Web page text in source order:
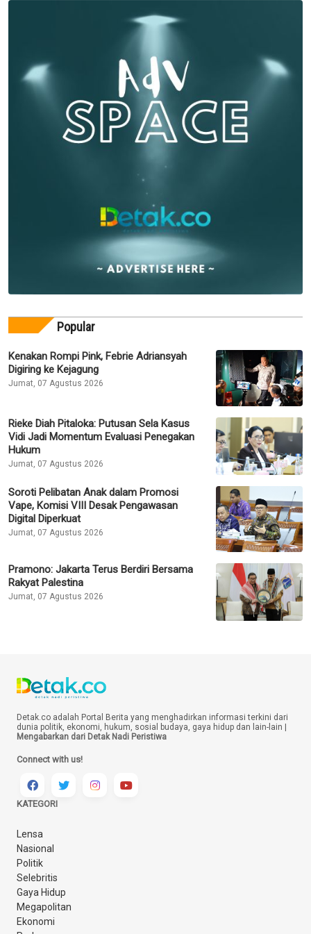
Popular
Kenakan Rompi Pink, Febrie Adriansyah
Digiring ke Kejagung
Jumat, 07 Agustus 2026
Rieke Diah Pitaloka: Putusan Sela Kasus
Vidi Jadi Momentum Evaluasi Penegakan
Hukum
Jumat, 07 Agustus 2026
Soroti Pelibatan Anak dalam Promosi
Vape, Komisi VIII Desak Pengawasan
Digital Diperkuat
Jumat, 07 Agustus 2026
Pramono: Jakarta Terus Berdiri Bersama
Rakyat Palestina
Jumat, 07 Agustus 2026
Detak.co adalah Portal Berita yang menghadirkan informasi terkini dari
dunia politik, ekonomi, hukum, sosial budaya, gaya hidup dan lain-lain |
Mengabarkan dari Detak Nadi Peristiwa
Connect with us!
KATEGORI
Lensa
Nasional
Politik
Selebritis
Gaya Hidup
Megapolitan
Ekonomi